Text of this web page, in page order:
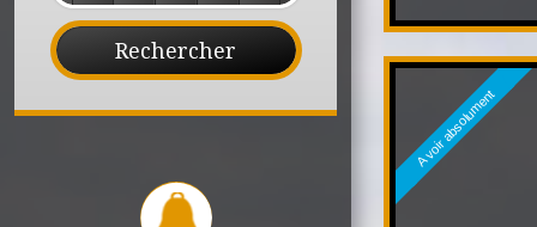
A voir absolument